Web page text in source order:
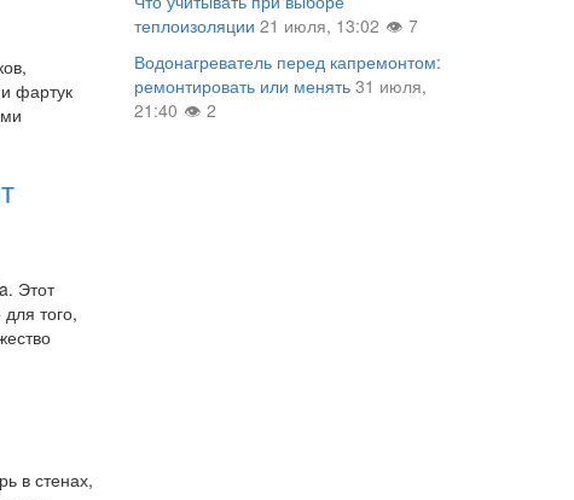
фартук
Этот
того,
в стенах,
теплоизоляции 21 июля, 13:02
7
Водонагреватель перед капремонтом:
ремонтировать или менять 31 июля,
21:40
2